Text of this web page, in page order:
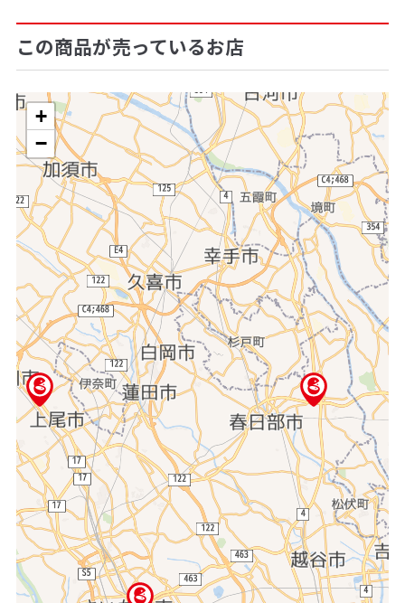
この商品が売っているお店
+
−